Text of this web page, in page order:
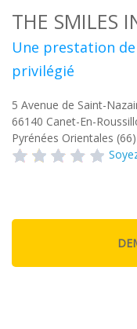
THE SMILES
Une prestation
privilégié
5 Avenue de Saint-
66140 Canet-En-
Pyrénées Orientales (66)